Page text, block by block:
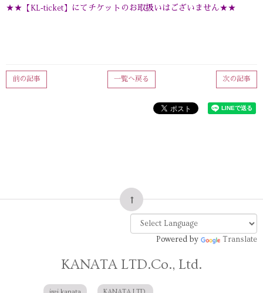
★★【KL‐ticket】にてチケットのお取扱いはございません★★
次の記事
一覧へ戻る
前の記事
Powered by Translate
KANATA LTD.Co., Ltd.